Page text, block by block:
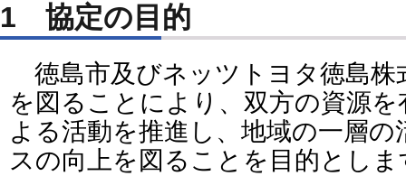
1 協定の目的
徳島市及びネッツトヨタ徳島株
を図ることにより、双方の資源
よる活動を推進し、地域の一層
スの向上を図ることを目的としま